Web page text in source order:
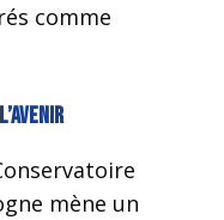
comme
mène un